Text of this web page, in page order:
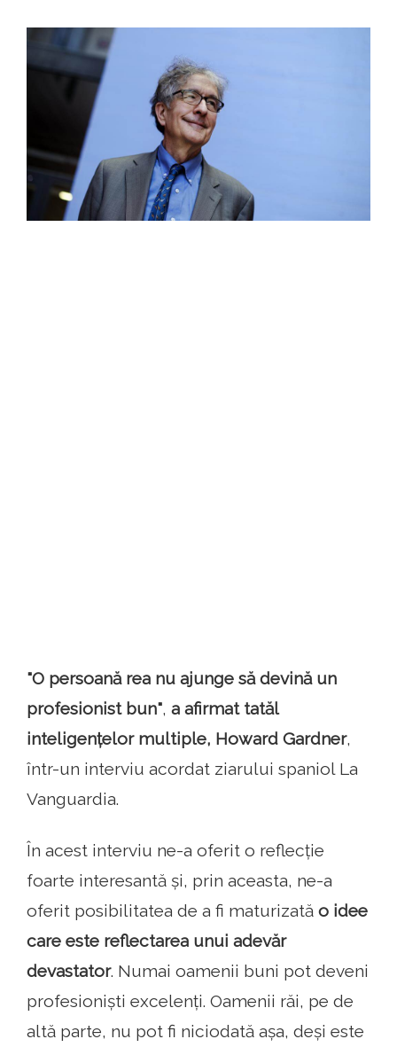
"O persoană rea nu ajunge să devină un
profesionist bun", a afirmat tatăl
inteligențelor multiple, Howard Gardner,
într-un interviu acordat ziarului spaniol La
Vanguardia.
În acest interviu ne-a oferit o reflecție
foarte interesantă și, prin aceasta, ne-a
oferit posibilitatea de a fi maturizată o idee
care este reflectarea unui adevăr
devastator. Numai oamenii buni pot deveni
profesioniști excelenți. Oamenii răi, pe de
altă parte, nu pot fi niciodată așa, deși este